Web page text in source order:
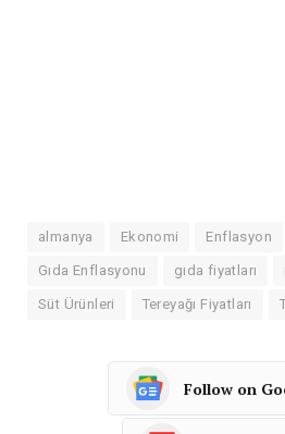
almanya Ekonomi Enflasyon
Gıda Enflasyonu gıda fiyatları
Süt Ürünleri Tereyağı Fiyatları
Follow on